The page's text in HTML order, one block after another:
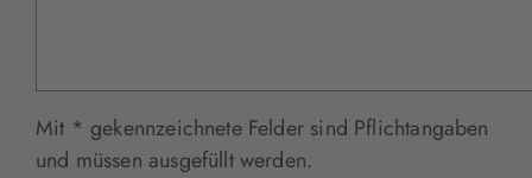
Mit * gekennzeichnete Felder sind Pflichtangaben
und müssen ausgefüllt werden.